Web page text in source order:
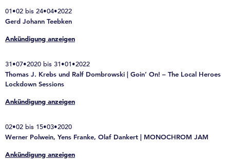
01•02 bis 24•04•2022
Gerd Johann Teebken
Ankündigung anzeigen
31•07•2020 bis 31•01•2022
Thomas J. Krebs und Ralf Dombrowski | Goin’ On! – The Local Heroes
Lockdown Sessions
Ankündigung anzeigen
02•02 bis 15•03•2020
Werner Polwein, Yens Franke, Olaf Dankert | MONOCHROM JAM
Ankündigung anzeigen